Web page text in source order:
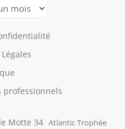
professionnels
Motte 34 Atlantic Trophée